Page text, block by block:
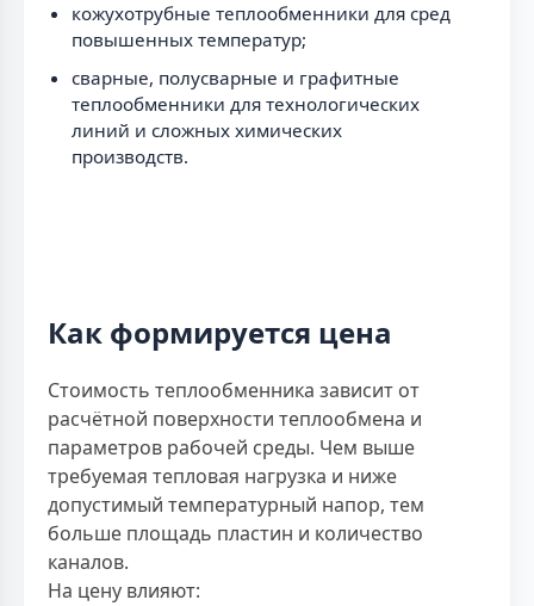
кожухотрубные теплообменники для сред
повышенных температур;
сварные, полусварные и графитные
теплообменники для технологических
линий и сложных химических
производств.
Как формируется цена
Стоимость теплообменника зависит от
расчётной поверхности теплообмена и
параметров рабочей среды. Чем выше
требуемая тепловая нагрузка и ниже
допустимый температурный напор, тем
больше площадь пластин и количество
каналов.
На цену влияют: